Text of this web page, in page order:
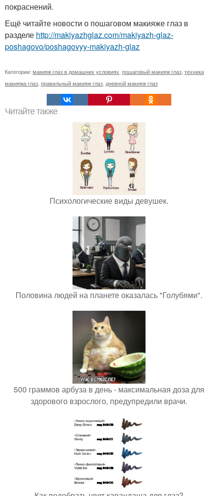
покраснений.
Ещё читайте новости о пошаговом макияже глаз в
разделе http://makiyazhglaz.com/makiyazh-glaz-
poshagovo/poshagovyy-makiyazh-glaz
Категории: макияж глаз в домашних условиях пошаговый макияж глаз техника
макияжа глаз правильный макияж глаз дневной макияж глаз
Читайте также
Психологические виды девушек.
Половина людей на планете оказалась "Голубями".
500 граммов арбуза в день - максимальная доза для
здорового взрослого, предупредили врачи.